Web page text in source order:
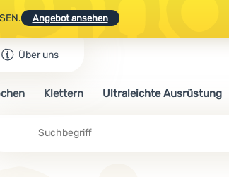
Angebot ansehen
NUTZEN.
Angebot ansehen
Über uns
Klettern Ultraleichte Ausrüstung